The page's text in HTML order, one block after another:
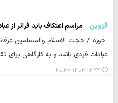
قزوین
مراسم اعتکاف باید فراتر از
حوزه / حجت الاسلام والمسلمین
عبادات فردی باشد و به کارگاهی برای
۱۴۰۳-۱۲-۲۲ ۲۰:۳۷